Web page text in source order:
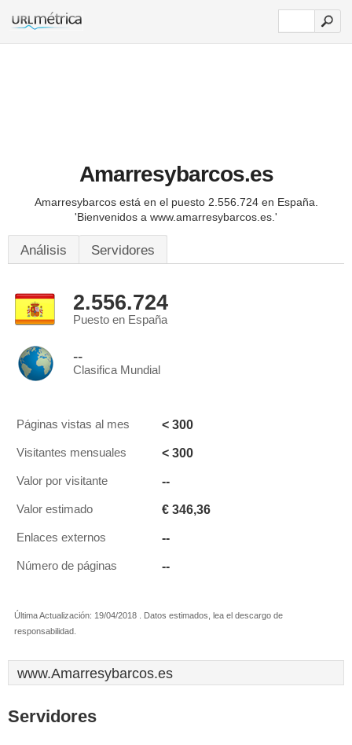
Amarresybarcos.es
Amarresybarcos está en el puesto 2.556.724 en España.
'Bienvenidos a www.amarresybarcos.es.'
Análisis Servidores
2.556.724
Puesto en España
--
Clasifica Mundial
Páginas vistas al mes < 300
Visitantes mensuales < 300
Valor por visitante --
Valor estimado € 346,36
Enlaces externos --
Número de páginas --
Última Actualización: 19/04/2018 . Datos estimados, lea el descargo de
responsabilidad.
www.Amarresybarcos.es
Servidores